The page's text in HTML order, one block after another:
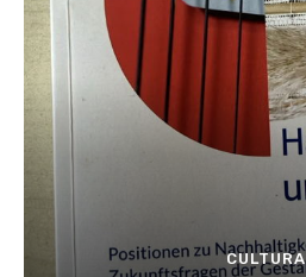
CULTURA